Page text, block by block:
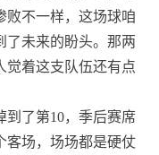
败不一样，这场球咱
了未来的盼头。那两
觉着这支队伍还有点
到了第10，季后赛席
客场，场场都是硬仗